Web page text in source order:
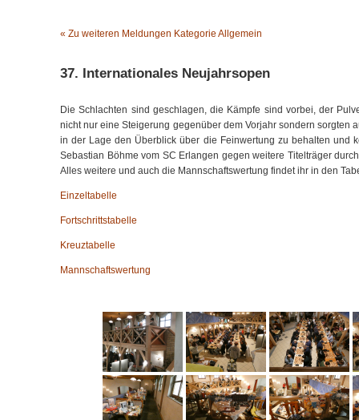
« Zu weiteren Meldungen Kategorie Allgemein
37. Internationales Neujahrsopen
Die Schlachten sind geschlagen, die Kämpfe sind vorbei, der
nicht nur eine Steigerung gegenüber dem Vorjahr sondern sorgten
in der Lage den Überblick über die Feinwertung zu behalten und
Sebastian Böhme vom SC Erlangen gegen weitere Titelträger
Alles weitere und auch die Mannschaftswertung findet ihr in den
Einzeltabelle
Fortschrittstabelle
Kreuztabelle
Mannschaftswertung